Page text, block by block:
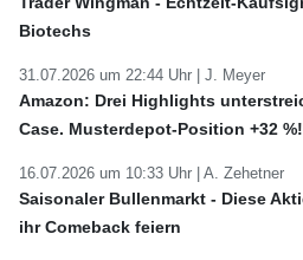
Biotechs
31.07.2026 um 22:44 Uhr | J. Meyer
Amazon: Drei Highlights
Case. Musterdepot-Position +32 %!
16.07.2026 um 10:33 Uhr | A. Zehetner
Saisonaler Bullenmarkt - Diese
ihr Comeback feiern